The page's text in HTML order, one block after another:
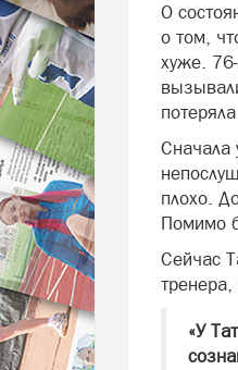
О
о том,
хуже.
Сначала
плохо.
Помимо
Сейчас
«У